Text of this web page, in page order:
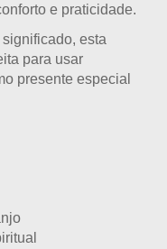
e praticidade.
esta
para usar
presente especial